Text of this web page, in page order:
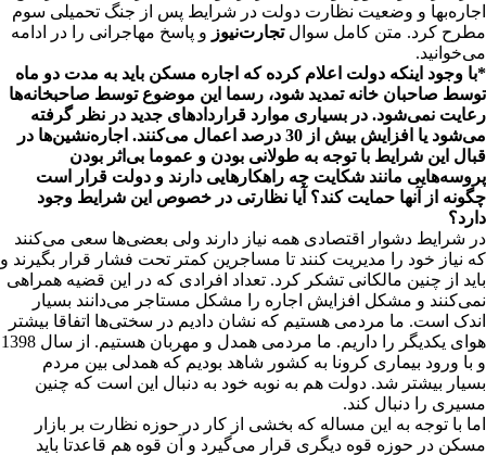
اجاره‌بها و وضعیت نظارت دولت در شرایط پس از جنگ تحمیلی سوم
مطرح کرد. متن کامل سوالتجارت‌نیوز و پاسخ مهاجرانی را در ادامه
می‌خوانید.
*با وجود اینکه دولت اعلام کرده که اجاره مسکن باید به مدت دو ماه
توسط صاحبان خانه تمدید شود، رسما این موضوع توسط صاحبخانه‌ها
رعایت نمی‌شود. در بسیاری موارد قراردادهای جدید در نظر گرفته
می‌شود یا افزایش بیش از 30 درصد اعمال می‌کنند. اجاره‌نشین‌ها در
قبال این شرایط با توجه به طولانی بودن و عموما بی‌اثر بودن
پروسه‌هایی مانند شکایت چه راهکارهایی دارند و دولت قرار است
چگونه از آنها حمایت کند؟ آیا نظارتی در خصوص این شرایط وجود
دارد؟
در شرایط دشوار اقتصادی همه نیاز دارند ولی بعضی‌ها سعی می‌کنند
که نیاز خود را مدیریت کنند تا مساجرین کمتر تحت فشار قرار بگیرند و
باید از چنین مالکانی تشکر کرد. تعداد افرادی که در این قضیه همراهی
نمی‌کنند و مشکل افزایش اجاره را مشکل مستاجر می‌دانند بسیار
اندک است. ما مردمی هستیم که نشان دادیم در سختی‌ها اتفاقا بیشتر
هوای یکدیگر را داریم. ما مردمی همدل و مهربان هستیم. از سال 1398
و با ورود بیماری کرونا به کشور شاهد بودیم که همدلی بین مردم
بسیار بیشتر شد. دولت هم به نوبه خود به دنبال این است که چنین
مسیری را دنبال کند.
اما با توجه به این مساله که بخشی از کار در حوزه نظارت بر بازار
مسکن در حوزه قوه دیگری قرار می‌گیرد و آن قوه هم قاعدتا باید